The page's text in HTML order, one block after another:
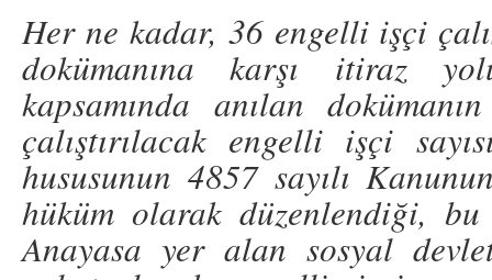
Her ne kadar, 36 engelli işçi
dokümanına karşı itiraz
kapsamında anılan
çalıştırılacak engelli işçi
hususunun 4857 sayılı
hüküm olarak düzenlendiği,
Anayasa yer alan sosyal